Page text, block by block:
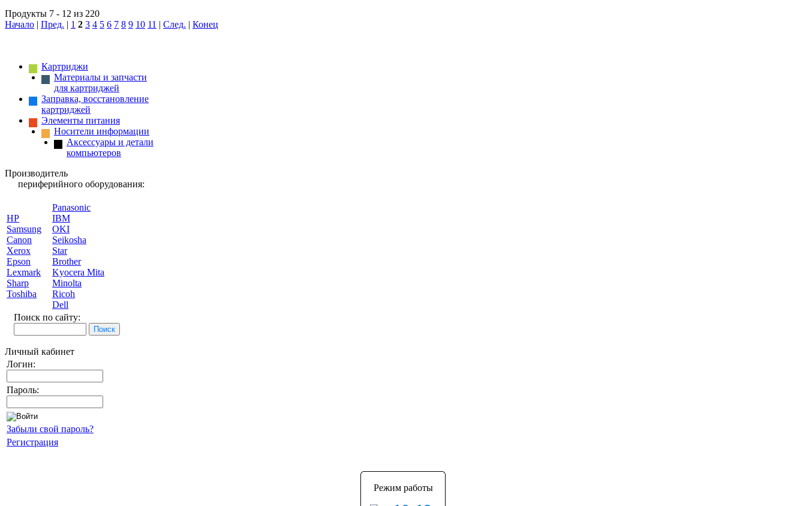
Продукты 7 - 12 из 220
Начало | Пред. | 1 2 3 4 5 6 7 8 9 10 11 | След. | Конец
Картриджи
Материалы и запчасти
для картриджей
Заправка, восстановление
картриджей
Элементы питания
Носители информации
Аксессуары и детали
компьютеров
Производитель
периферийного оборудования:
HP
Samsung
Canon
Xerox
Epson
Lexmark
Sharp
Toshiba
Panasonic
IBM
OKI
Seikosha
Star
Brother
Kyocera Mita
Minolta
Ricoh
Dell
Поиск по сайту:
Личный кабинет
Логин:
Пароль:
Забыли свой пароль?
Регистрация
Режим работы